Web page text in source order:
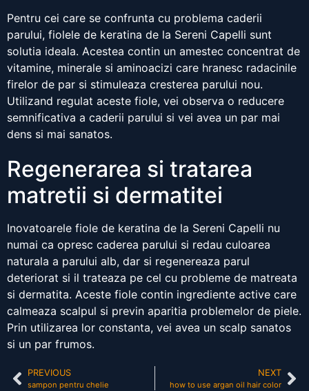
Pentru cei care se confrunta cu problema caderii
parului, fiolele de keratina de la Sereni Capelli sunt
solutia ideala. Acestea contin un amestec concentrat de
vitamine, minerale si aminoacizi care hranesc radacinile
firelor de par si stimuleaza cresterea parului nou.
Utilizand regulat aceste fiole, vei observa o reducere
semnificativa a caderii parului si vei avea un par mai
dens si mai sanatos.
Regenerarea si tratarea
matretii si dermatitei
Inovatoarele fiole de keratina de la Sereni Capelli nu
numai ca opresc caderea parului si redau culoarea
naturala a parului alb, dar si regenereaza parul
deteriorat si il trateaza pe cel cu probleme de matreata
si dermatita. Aceste fiole contin ingrediente active care
calmeaza scalpul si previn aparitia problemelor de piele.
Prin utilizarea lor constanta, vei avea un scalp sanatos
si un par frumos.
PREVIOUS
sampon pentru chelie
NEXT
how to use argan oil hair color